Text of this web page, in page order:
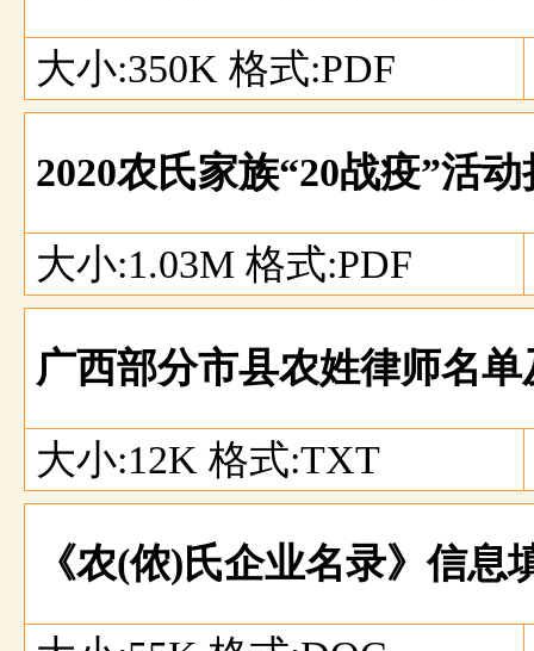
大小:350K 格式:PDF
2020农氏家族“20战疫”活
大小:1.03M 格式:PDF
广西部分市县农姓律师名
大小:12K 格式:TXT
《农(侬)氏企业名录》信息